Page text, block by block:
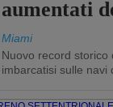
aumentati
Miami
Nuovo record storico
imbarcatisi sulle navi